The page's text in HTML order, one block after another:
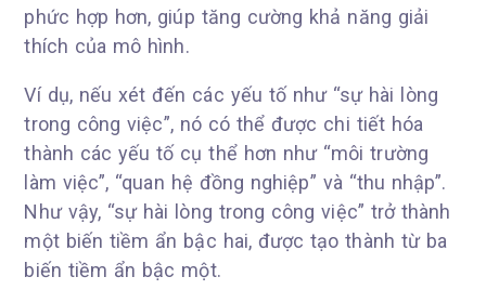
phức hợp hơn, giúp tăng cường khả năng giải
thích của mô hình.
Ví dụ, nếu xét đến các yếu tố như “sự hài lòng
trong công việc”, nó có thể được chi tiết hóa
thành các yếu tố cụ thể hơn như “môi trường
làm việc”, “quan hệ đồng nghiệp” và “thu nhập”.
Như vậy, “sự hài lòng trong công việc” trở thành
một biến tiềm ẩn bậc hai, được tạo thành từ ba
biến tiềm ẩn bậc một.